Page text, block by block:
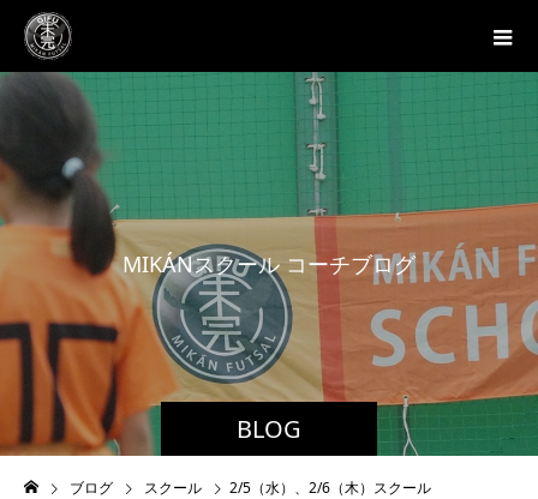
BLOG
MIKÁNスクール コーチブログ
ブログ スクール 2/5（水）、2/6（木）スクール